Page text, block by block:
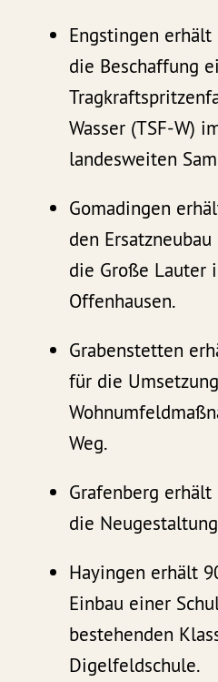
Engstingen
die Beschaffung
Wasser (TSF-W)
landesweiten
Gomadingen
den
die Große Lauter
Offenhausen.
Grabenstetten
für die
Weg.
Grafenberg
die
Hayingen erhält
Einbau einer
bestehenden
Digelfeldschule.